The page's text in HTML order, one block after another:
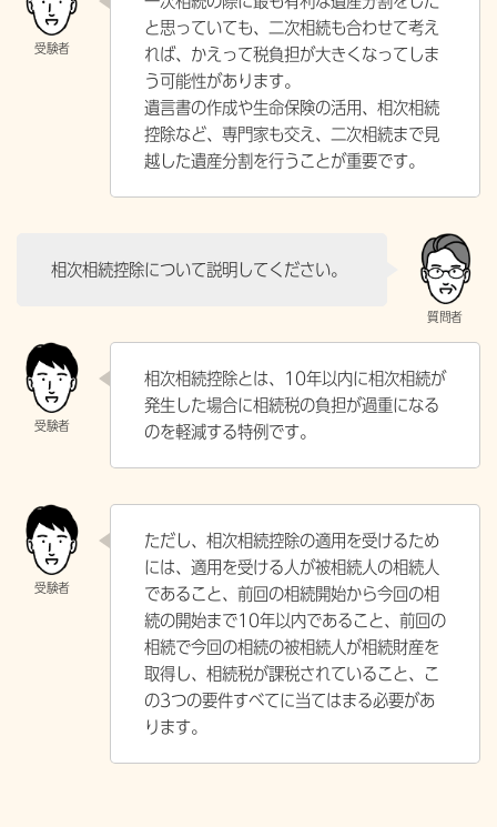
と思っていても、二次相続も合わせて考え
れば、かえって税負担が大きくなってしま
う可能性があります。
遺言書の作成や生命保険の活用、相次相続
控除など、専門家も交え、二次相続まで見
越した遺産分割を行うことが重要です。
相次相続控除について説明してください。
相次相続控除とは、10年以内に相次相続が
発生した場合に相続税の負担が過重になる
のを軽減する特例です。
ただし、相次相続控除の適用を受けるため
には、適用を受ける人が被相続人の相続人
であること、前回の相続開始から今回の相
続の開始まで10年以内であること、前回の
相続で今回の相続の被相続人が相続財産を
取得し、相続税が課税されていること、こ
の3つの要件すべてに当てはまる必要があ
ります。